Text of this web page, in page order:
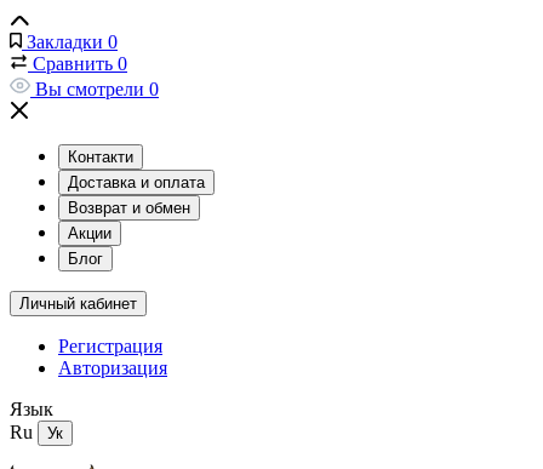
Закладки 0
Сравнить 0
Вы смотрели 0
Контакти
Доставка и оплата
Возврат и обмен
Акции
Блог
Личный кабинет
Регистрация
Авторизация
Язык
Ru
Ук